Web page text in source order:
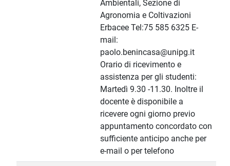
Ambientali, Sezione di
Agronomia e Coltivazioni
Erbacee Tel:75 585 6325 E-
mail:
paolo.benincasa@unipg.it
Orario di ricevimento e
assistenza per gli studenti:
Martedì 9.30 -11.30. Inoltre il
docente è disponibile a
ricevere ogni giorno previo
appuntamento concordato con
sufficiente anticipo anche per
e-mail o per telefono